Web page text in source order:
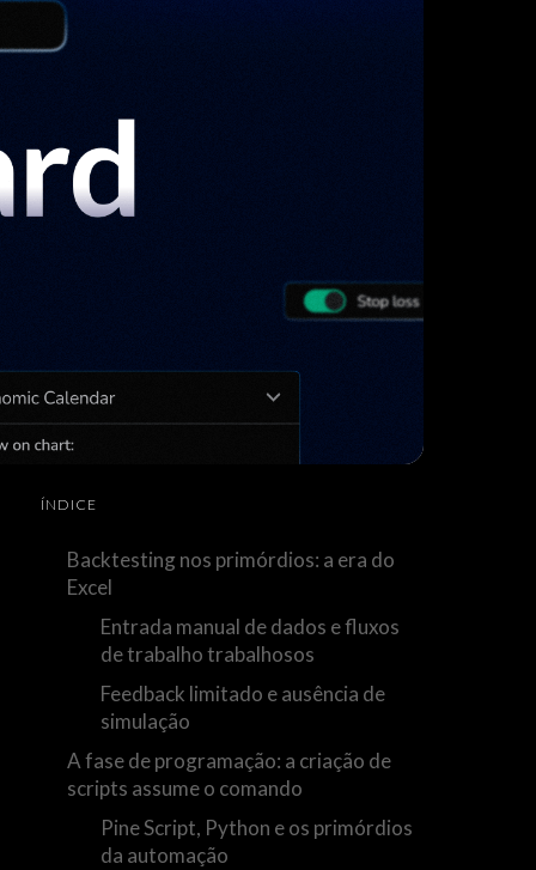
ÍNDICE
Backtesting nos primórdios: a era do
Excel
Entrada manual de dados e fluxos
de trabalho trabalhosos
Feedback limitado e ausência de
simulação
A fase de programação: a criação de
scripts assume o comando
Pine Script, Python e os primórdios
da automação